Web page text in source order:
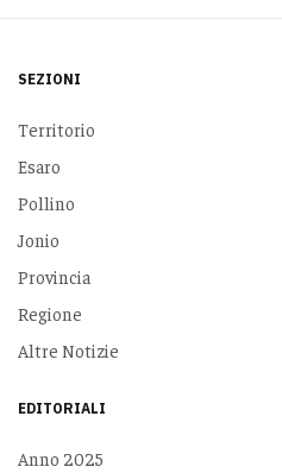
SEZIONI
Territorio
Esaro
Pollino
Jonio
Provincia
Regione
Altre Notizie
EDITORIALI
Anno 2025